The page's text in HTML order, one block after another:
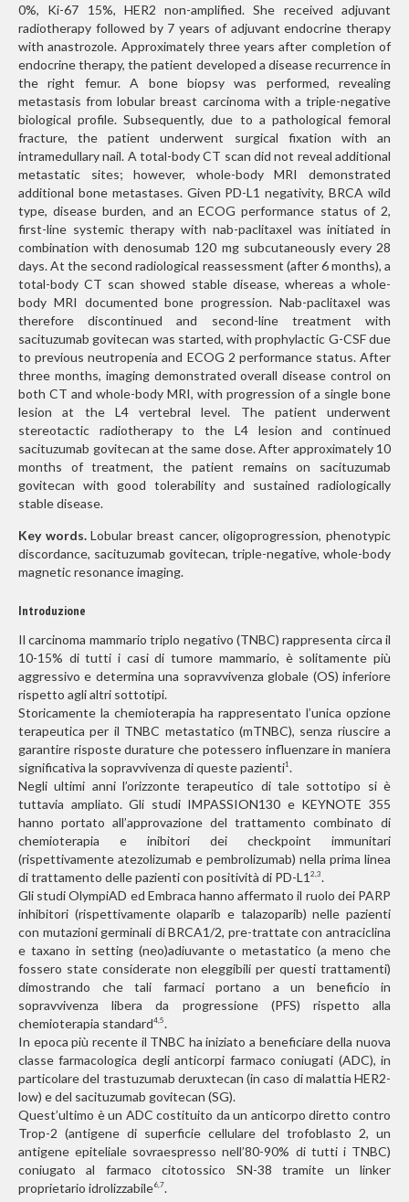
0%, Ki-67 15%, HER2 non-amplified. She received adjuvant
radiotherapy followed by 7 years of adjuvant endocrine therapy
with anastrozole. Approximately three years after completion of
endocrine therapy, the patient developed a disease recurrence in
the right femur. A bone biopsy was performed, revealing
metastasis from lobular breast carcinoma with a triple-negative
biological profile. Subsequently, due to a pathological femoral
fracture, the patient underwent surgical fixation with an
intramedullary nail. A total-body CT scan did not reveal additional
metastatic sites; however, whole-body MRI demonstrated
additional bone metastases. Given PD-L1 negativity, BRCA wild
type, disease burden, and an ECOG performance status of 2,
first-line systemic therapy with nab-paclitaxel was initiated in
combination with denosumab 120 mg subcutaneously every 28
days. At the second radiological reassessment (after 6 months), a
total-body CT scan showed stable disease, whereas a whole-
body MRI documented bone progression. Nab-paclitaxel was
therefore discontinued and second-line treatment with
sacituzumab govitecan was started, with prophylactic G-CSF due
to previous neutropenia and ECOG 2 performance status. After
three months, imaging demonstrated overall disease control on
both CT and whole-body MRI, with progression of a single bone
lesion at the L4 vertebral level. The patient underwent
stereotactic radiotherapy to the L4 lesion and continued
sacituzumab govitecan at the same dose. After approximately 10
months of treatment, the patient remains on sacituzumab
govitecan with good tolerability and sustained radiologically
stable disease.
Key words.Lobular breast cancer, oligoprogression, phenotypic
discordance, sacituzumab govitecan, triple-negative, whole-body
magnetic resonance imaging.
Introduzione
Il carcinoma mammario triplo negativo (TNBC) rappresenta circa il
10-15% di tutti i casi di tumore mammario, è solitamente più
aggressivo e determina una sopravvivenza globale (OS) inferiore
rispetto agli altri sottotipi.
Storicamente la chemioterapia ha rappresentato l’unica opzione
terapeutica per il TNBC metastatico (mTNBC), senza riuscire a
garantire risposte durature che potessero influenzare in maniera
significativa la sopravvivenza di queste pazienti1.
Negli ultimi anni l’orizzonte terapeutico di tale sottotipo si è
tuttavia ampliato. Gli studi IMPASSION130 e KEYNOTE 355
hanno portato all’approvazione del trattamento combinato di
chemioterapia e inibitori dei checkpoint immunitari
(rispettivamente atezolizumab e pembrolizumab) nella prima linea
di trattamento delle pazienti con positività di PD-L1 2,3.
Gli studi OlympiAD ed Embraca hanno affermato il ruolo dei PARP
inhibitori (rispettivamente olaparib e talazoparib) nelle pazienti
con mutazioni germinali di BRCA1/2, pre-trattate con antraciclina
e taxano in setting (neo)adiuvante o metastatico (a meno che
fossero state considerate non eleggibili per questi trattamenti)
dimostrando che tali farmaci portano a un beneficio in
sopravvivenza libera da progressione (PFS) rispetto alla
chemioterapia standard4,5.
In epoca più recente il TNBC ha iniziato a beneficiare della nuova
classe farmacologica degli anticorpi farmaco coniugati (ADC), in
particolare del trastuzumab deruxtecan (in caso di malattia HER2-
low) e del sacituzumab govitecan (SG).
Quest’ultimo è un ADC costituito da un anticorpo diretto contro
Trop-2 (antigene di superficie cellulare del trofoblasto 2, un
antigene epiteliale sovraespresso nell’80-90% di tutti i TNBC)
coniugato al farmaco citotossico SN-38 tramite un linker
proprietario idrolizzabile6,7.